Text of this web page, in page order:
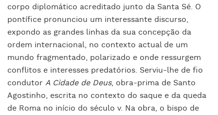
corpo diplomático acreditado junto da Santa Sé. O
pontífice pronunciou um interessante discurso,
expondo as grandes linhas da sua concepção da
ordem internacional, no contexto actual de um
mundo fragmentado, polarizado e onde ressurgem
conflitos e interesses predatórios. Serviu-lhe de fio
condutor A Cidade de Deus, obra-prima de Santo
Agostinho, escrita no contexto do saque e da queda
de Roma no início do século v. Na obra, o bispo de